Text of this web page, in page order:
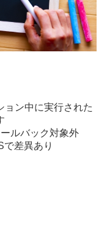
ョン中に実行された
ルバック対象外
で差異あり